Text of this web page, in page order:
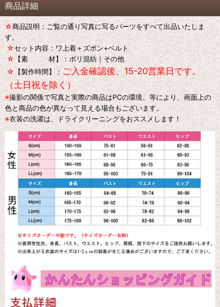
商品詳細
☆商品説明：ご覧の通り写真に写るパーツをすべて出品いたしま
す。
☆セット内容：ワ上着＋ズボン+ベルト
☆【素 材】：ポリ混紡｜その他
☆【製作時間】：ご入金確認後、15-20営業日です。
（土日祝を除く）
※撮影の関係で写真と実際の商品はPCの環境、等により、画面上の
色と商品の色が異なって見える場合もございます。
※衣装の洗濯は、ドライクリーニングをおススメします！